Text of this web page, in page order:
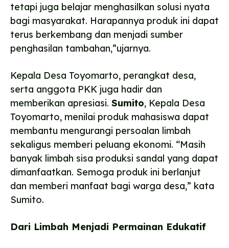
tetapi juga belajar menghasilkan solusi nyata
bagi masyarakat. Harapannya produk ini dapat
terus berkembang dan menjadi sumber
penghasilan tambahan,”ujarnya.
Kepala Desa Toyomarto, perangkat desa,
serta anggota PKK juga hadir dan
memberikan apresiasi. Sumito, Kepala Desa
Toyomarto, menilai produk mahasiswa dapat
membantu mengurangi persoalan limbah
sekaligus memberi peluang ekonomi. “Masih
banyak limbah sisa produksi sandal yang dapat
dimanfaatkan. Semoga produk ini berlanjut
dan memberi manfaat bagi warga desa,” kata
Sumito.
Dari Limbah Menjadi Permainan Edukatif